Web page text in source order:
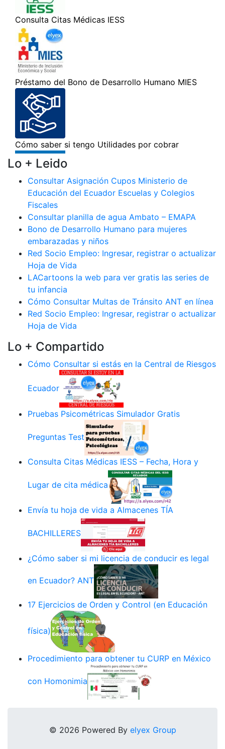
Lo + Leido
Consultar Asignación Cupos Ministerio de
Educación del Ecuador Escuelas y Colegios
Fiscales
Consultar planilla de agua Ambato – EMAPA
Bono de Desarrollo Humano para mujeres
embarazadas y niños
Red Socio Empleo: Ingresar, registrar o actualizar
Hoja de Vida
LACartoons la web para ver gratis las series de
tu infancia
Cómo Consultar Multas de Tránsito ANT en línea
Red Socio Empleo: Ingresar, registrar o actualizar
Hoja de Vida
Lo + Compartido
Cómo Consultar si estás en la Central de Riesgos
Ecuador
Pruebas Psicométricas Simulador Gratis
Preguntas Test
Consulta Citas Médicas IESS – Fecha, Hora y
Lugar de cita médica
Envía tu hoja de vida a Almacenes TÍA
BACHILLERES
¿Cómo saber si mi licencia de conducir es legal
en Ecuador? ANT
17 Ejercicios de Orden y Control (en Educación
física)
Procedimiento para obtener tu CURP en México
con Homonimia
© 2026 Powered By elyex Group